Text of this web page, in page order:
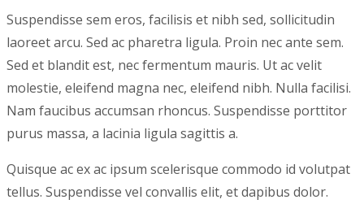
Suspendisse sem eros, facilisis et nibh sed, sollicitudin
laoreet arcu. Sed ac pharetra ligula. Proin nec ante sem.
Sed et blandit est, nec fermentum mauris. Ut ac velit
molestie, eleifend magna nec, eleifend nibh. Nulla facilisi.
Nam faucibus accumsan rhoncus. Suspendisse porttitor
purus massa, a lacinia ligula sagittis a.
Quisque ac ex ac ipsum scelerisque commodo id volutpat
tellus. Suspendisse vel convallis elit, et dapibus dolor.